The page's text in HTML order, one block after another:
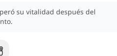
su vitalidad después del